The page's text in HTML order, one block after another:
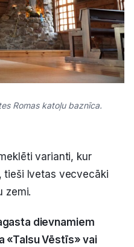
Romas katoļu baznīca.
varianti, kur
tieši Ivetas vecvecāki
zemi.
dievnamiem
«Talsu Vēstīs» vai